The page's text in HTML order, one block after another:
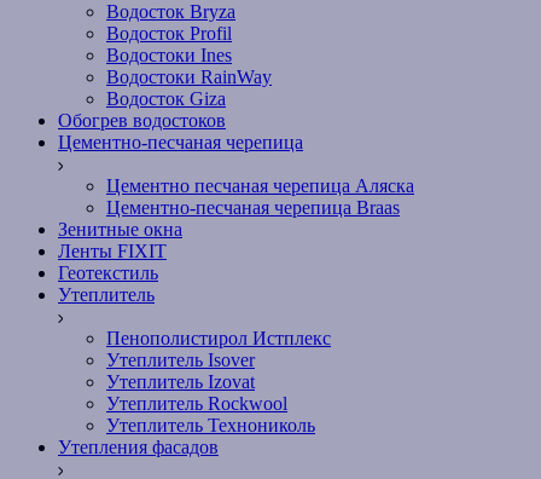
Водосток Bryza
Водосток Profil
Водостоки Ines
Водостоки RainWay
Водосток Giza
Обогрев водостоков
Цементно-песчаная черепица
Цементно песчаная черепица Аляска
Цементно-песчаная черепица Braas
Зенитные окна
Ленты FIXIT
Геотекстиль
Утеплитель
Пенополистирол Истплекс
Утеплитель Isover
Утеплитель Izovat
Утеплитель Rockwool
Утеплитель Технониколь
Утепления фасадов